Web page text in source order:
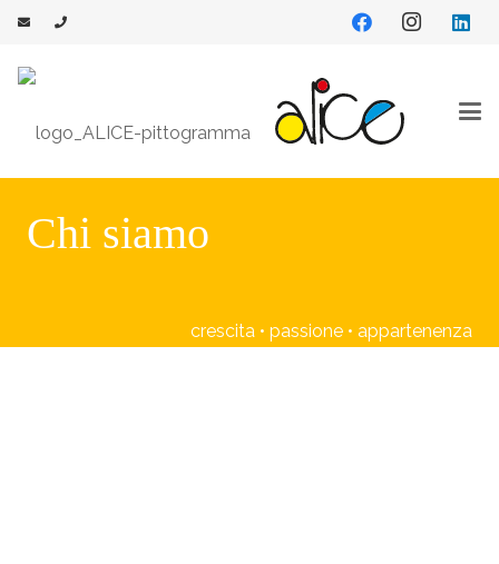
Chi siamo
crescita • passione • appartenenza